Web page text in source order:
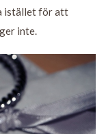
istället för att
inte.